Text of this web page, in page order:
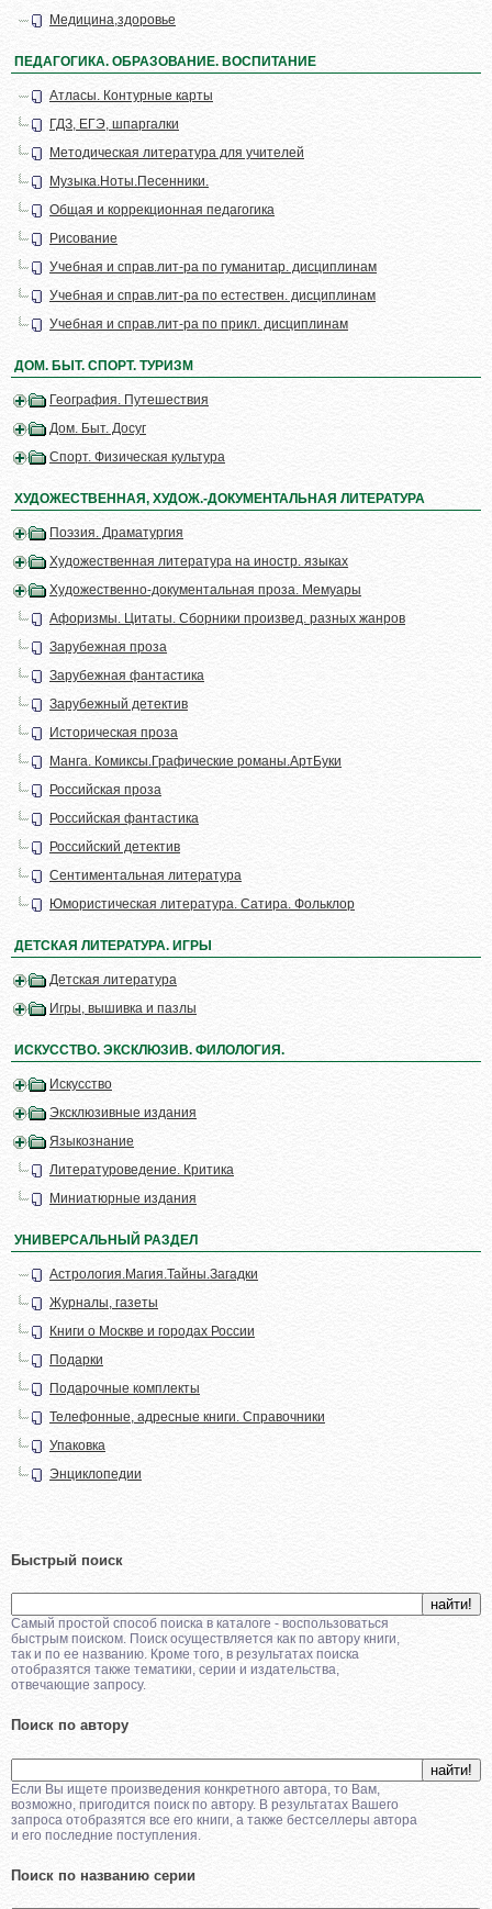
Медицина,здоровье
ПЕДАГОГИКА. ОБРАЗОВАНИЕ. ВОСПИТАНИЕ
Атласы. Контурные карты
ГДЗ, ЕГЭ, шпаргалки
Методическая литература для учителей
Музыка.Ноты.Песенники.
Общая и коррекционная педагогика
Рисование
Учебная и справ.лит-ра по гуманитар. дисциплинам
Учебная и справ.лит-ра по естествен. дисциплинам
Учебная и справ.лит-ра по прикл. дисциплинам
ДОМ. БЫТ. СПОРТ. ТУРИЗМ
География. Путешествия
Дом. Быт. Досуг
Спорт. Физическая культура
ХУДОЖЕСТВЕННАЯ, ХУДОЖ.-ДОКУМЕНТАЛЬНАЯ ЛИТЕРАТУРА
Поэзия. Драматургия
Художественная литература на иностр. языках
Художественно-документальная проза. Мемуары
Афоризмы. Цитаты. Сборники произвед. разных жанров
Зарубежная проза
Зарубежная фантастика
Зарубежный детектив
Историческая проза
Манга. Комиксы.Графические романы.АртБуки
Российская проза
Российская фантастика
Российский детектив
Сентиментальная литература
Юмористическая литература. Сатира. Фольклор
ДЕТСКАЯ ЛИТЕРАТУРА. ИГРЫ
Детская литература
Игры, вышивка и пазлы
ИСКУССТВО. ЭКСКЛЮЗИВ. ФИЛОЛОГИЯ.
Искусство
Эксклюзивные издания
Языкознание
Литературоведение. Критика
Миниатюрные издания
УНИВЕРСАЛЬНЫЙ РАЗДЕЛ
Астрология.Магия.Тайны.Загадки
Журналы, газеты
Книги о Москве и городах России
Подарки
Подарочные комплекты
Телефонные, адресные книги. Справочники
Упаковка
Энциклопедии
Быстрый поиск
Самый простой способ поиска в каталоге - воспользоваться
быстрым поиском. Поиск осуществляется как по автору книги,
так и по ее названию. Кроме того, в результатах поиска
отобразятся также тематики, серии и издательства,
отвечающие запросу.
Поиск по автору
Если Вы ищете произведения конкретного автора, то Вам,
возможно, пригодится поиск по автору. В результатах Вашего
запроса отобразятся все его книги, а также бестселлеры автора
и его последние поступления.
Поиск по названию серии